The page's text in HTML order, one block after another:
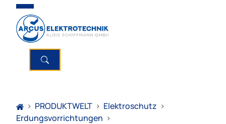
> PRODUKTWELT > Elektroschutz >
Erdungsvorrichtungen >